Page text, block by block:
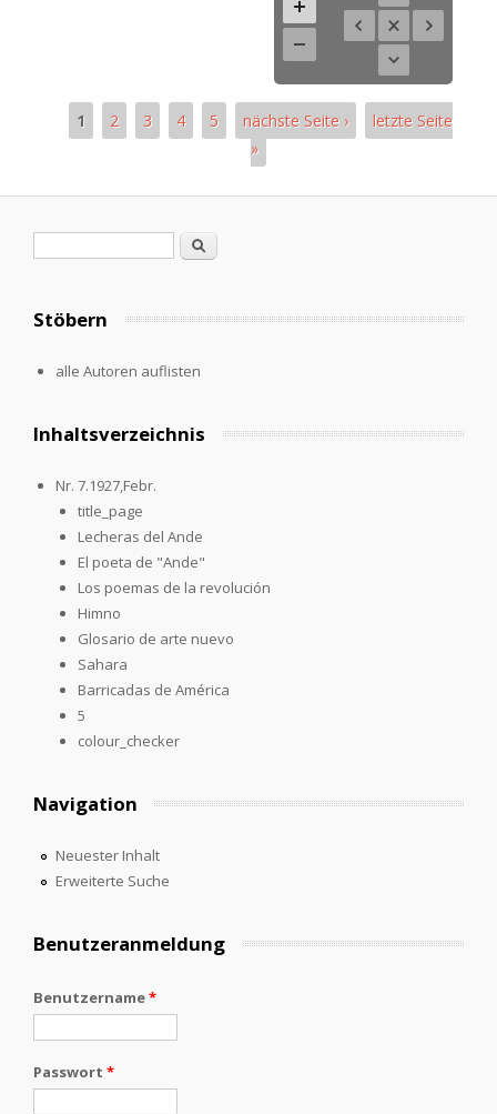
1 2 3 4 5 nächste Seite ›
letzte Seite
»
Suche
Stöbern
alle Autoren auflisten
Inhaltsverzeichnis
Nr. 7.1927,Febr.
title_page
Lecheras del Ande
El poeta de "Ande"
Los poemas de la revolución
Himno
Glosario de arte nuevo
Sahara
Barricadas de América
5
colour_checker
Navigation
Neuester Inhalt
Erweiterte Suche
Benutzeranmeldung
Benutzername*
Passwort *